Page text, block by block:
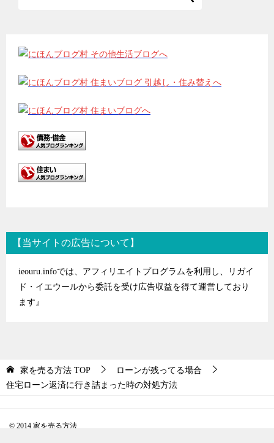
【当サイトの広告について】
ieouru.infoでは、アフィリエイトプログラムを利用し、リガイ
ド・イエウールから委託を受け広告収益を得て運営しており
ます』
家を売る方法 TOP
ローンが残ってる場合
住宅ローン返済に行き詰まった時の対処方法
© 2014 家を売る方法